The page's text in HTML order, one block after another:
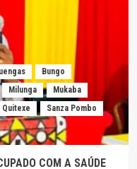
Bungo
Milunga
Mukaba
Quitexe
Sanza Pombo
COM A SAÚDE